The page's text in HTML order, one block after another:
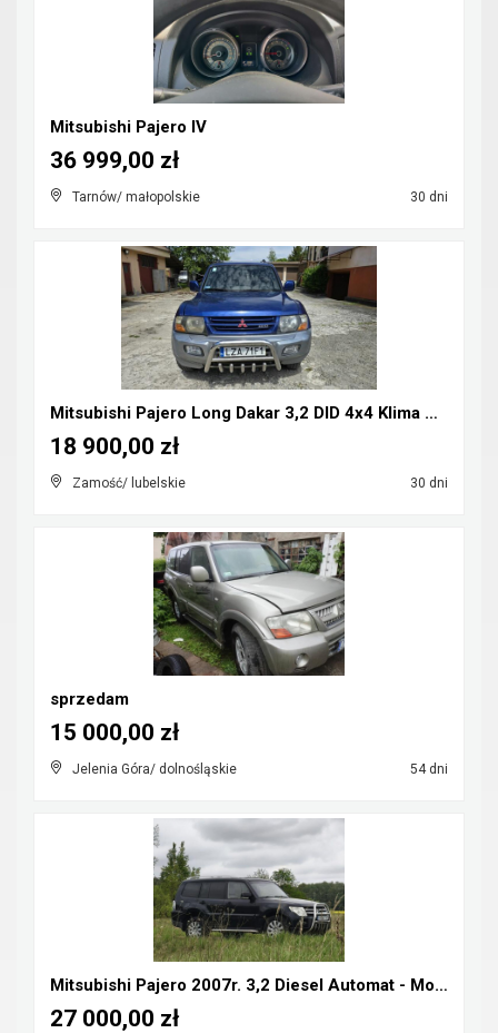
Mitsubishi Pajero IV
Tarnów/ małopolskie 30 dni
36 999,00 zł
Mitsubishi Pajero Long Dakar 3,2 DID 4x4 Klima CB-...
Zamość/ lubelskie 30 dni
18 900,00 zł
sprzedam
Jelenia Góra/ dolnośląskie 54 dni
15 000,00 zł
Mitsubishi Pajero 2007r. 3,2 Diesel Automat - Możl...
27 000,00 zł